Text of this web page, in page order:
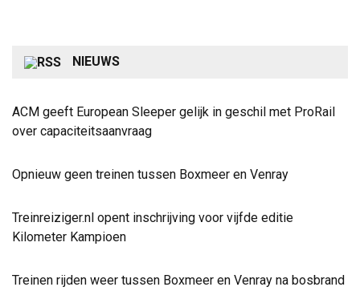
NIEUWS
ACM geeft European Sleeper gelijk in geschil met ProRail
over capaciteitsaanvraag
Opnieuw geen treinen tussen Boxmeer en Venray
Treinreiziger.nl opent inschrijving voor vijfde editie
Kilometer Kampioen
Treinen rijden weer tussen Boxmeer en Venray na bosbrand